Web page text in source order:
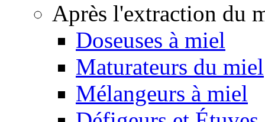
Après l'extraction du
Doseuses à miel
Maturateurs du miel
Mélangeurs à miel